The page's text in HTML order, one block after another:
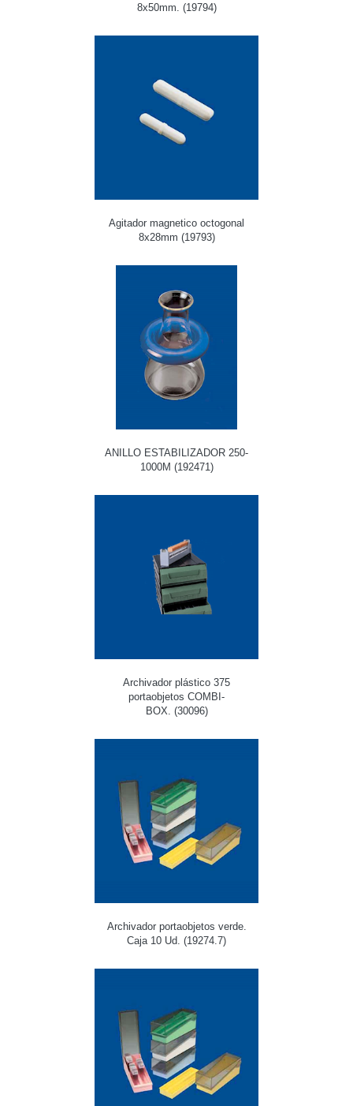
8x50mm. (19794)
Agitador magnetico octogonal
8x28mm (19793)
ANILLO ESTABILIZADOR 250-
1000M (192471)
Archivador plástico 375
portaobjetos COMBI-
BOX. (30096)
Archivador portaobjetos verde.
Caja 10 Ud. (19274.7)